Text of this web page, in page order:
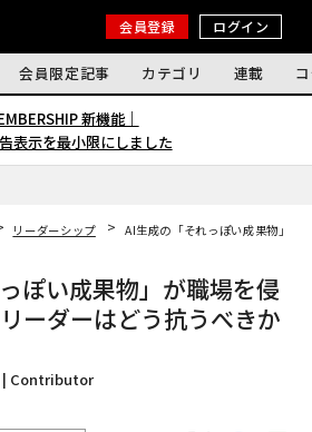
会員登録 ログイン
会員限定記事 カテゴリ 連載
新機能｜
表示を最小限にしました
リーダーシップ
AI生成の「それっぽい成果物」
ぽい成果物」が職場を侵
ーダーはどう抗うべきか
Contributor